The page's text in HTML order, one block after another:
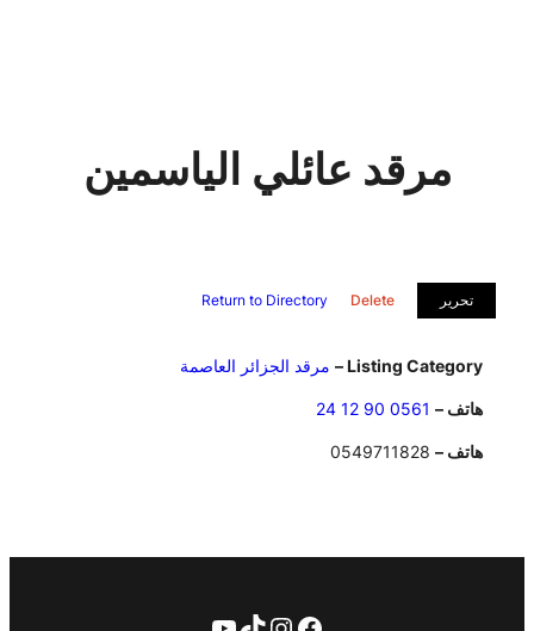
مرقد عائلي الياسمين
تحرير Delete
Return to Directory
Listing Category – مرقد الجزائر العاصمة
هاتف – 0561 90 12 24
هاتف – 0549711828